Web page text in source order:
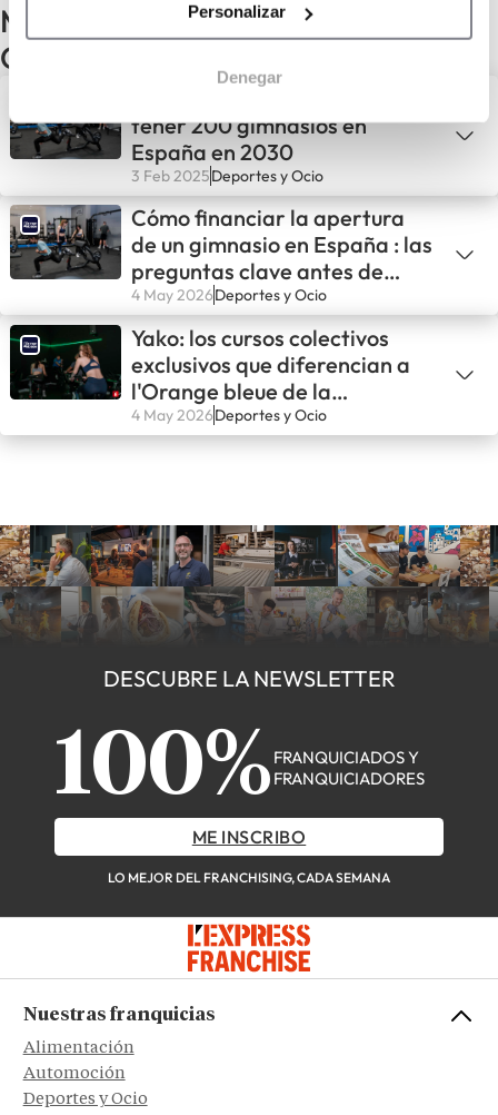
Personalizar
Denegar
Más noticias del sector Deportes y
Ocio
tener 200 gimnasios en
España en 2030
3 Feb 2025Deportes y Ocio
Cómo financiar la apertura
de un gimnasio en España : las
preguntas clave antes de
lanzarse
4 May 2026Deportes y Ocio
Yako: los cursos colectivos
exclusivos que diferencian a
l'Orange bleue de la
competencia
4 May 2026Deportes y Ocio
DESCUBRE LA NEWSLETTER
100% FRANQUICIADOS Y
FRANQUICIADORES
ME INSCRIBO
LO MEJOR DEL FRANCHISING, CADA SEMANA
Nuestras franquicias
Alimentación
Automoción
Deportes y Ocio